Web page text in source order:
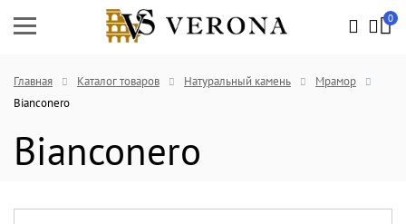
0
Главная Каталог товаров Натуральный камень
Мрамор
Bianconero
Bianconero